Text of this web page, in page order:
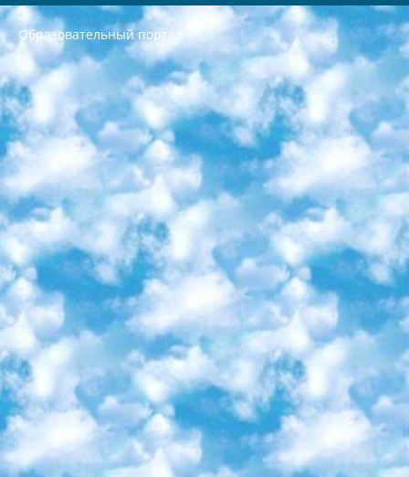
Образовательный портал
РЕСПУБЛИКА УЗБЕКИСТАН МИНИСТРЕРСТВО ДОШКОЛЬНОГО И ШКОЛЬНОГО ОБРАЗОВАНИЯ КОМАНДА в общеобразовательных учреждениях в 2023-2024 учебном году организация и проведение итоговой государственной аттестации обучающихся о Министра дошкольного и школьного образования Республики Узбекистан от 4 марта 2008 года (постановлением Минюста от 20 марта 2008 года № 1778 государственной регистрации) «Итоговое состояние учащихся общего среднего образования на основании положения об утверждении положения об аттестации общего среднего образования выпускной экзамен студентов в образовательных учреждениях в 2023-2024 учебном году В целях организации и прохождения аттестации приказываю: 1. Следующее: перечень предметов, по которым будет проводиться итоговая государственная аттестация и экзамен формы перевода согласно приложению 1; сертификаты международного образца, оценивающие уровень владения иностранными языками перечень согласно приложению 2; 2. Педагогический при специализированных образовательных учреждениях. научно-практический центр квалификации и международной оценки (Д.Давидова) 2024 г. До 25 марта: задания по предметам, по которым будет проводиться итоговая аттестация разработка и утверждение технических условий; итоговая аттестация на основании разработанного предметного задания разработка вопросов по предметам (устно и письменно), экзамен передача; общеобразовательные средние школы и специальные учебные заведения учащиеся выпускных классов школ и интернатов в агентской системе подготовка базы данных экзаменационных материалов и критериев оценки; перевод базы экзаменационных материалов на все языки обучения подать в Республиканский образовательный центр для изготовления; варианты экзаменов на основе разработанных контрольных материалов пусть будут поставлены задачи формирования. 3. Республиканский образовательный центр (Ш.Худайкулов) до 5 апреля 2024 года. до: база данных предоставленных экзаменационных материалов на все языки обучения перевод и экспертиза; для слепых, слабовидящих, глухих, слабослышащих и умственно отсталых детей учащиеся выпускных классов специализированных школ и школ-интернатов база данных экзаменационных материалов на всех преподаваемых языках подготовка критериев оценки; специализированные школы для умственно отсталых детей и технологии для учащихся выпускных классов школ-интернатов разработка соответствующих рекомендаций и критериев проведения ЕГЭ по естествознанию давать задания. 4. Педагогический при специализированных образовательных учреждениях. Научно-практический центр навыков и международной оценки (Д.Давидова), Республика образовательный центр (Худайкулов Ш.) итоговый государственный аттестационный экзамен ориентирован на творческое и логическое мышление при подготовке базы материалов учитывать введение заданий. 5. Следует отметить, что: сертификат государственного образца о знании общеобразовательного предмета и как минимум национальный уровень B1 по предметам на иностранных языках, указанным в Приложении 2. или международно признанный сертификат эквивалентного уровня студенты, изучающие определенный предмет, освобождаются от экзамена; по соответствующим предметам запланирована итоговая государственная аттестация за день до дня, путем жеребьевки Рабочей группой (в письменной форме по предметам, проводимым в форме) из числа сформированных вариантов выбрано 2 варианта; 2 выбранных варианта экзамена анонсированы на официальном сайте министерства и все выпускники по всей стране на основе этих вариантов проводит итоговую государственную аттестацию. 6. Государственное образование учащихся средних общеобразовательных учреждений. знания в соответствии с квалификационными требованиями, которые необходимо приобрести на основании стандартов итоговый (выпускной) контроль для 9 и 11 классов в целях тестирования Экзамены (далее – экзамены) состоят из предметов, перечисленных в приложении 1. будет сделано. 7. Экзамены пройдут с 26 мая по 15 июня 2024 г. (кроме науки физического воспитания). 8. Физическая для учащихся 9 классов общесредних образовательных учреждений. Экзамены по предмету «Образование, квалификация медицина» 1-6 мая 2024 года. сотрудники перевести под присмотр (с отклонениями в физическом или умственном развитии) специализированная школа для детей, школы-интернаты и со сколиозом школы-интернаты санаторного типа для больных детей исключены). 9. Он был слепым, слабовидящим и имел нарушения опорно-двигательного аппарата. экзамены в специализированных школах и интернатах для детей должны проводиться исходя из требований, предъявляемых к общеобразовательным учреждениям (физкультура кроме науки). 10. Специализированная школа для глухих и слабослышащих детей. и экзамены в интернатах и быть реализован в виде письменного теста по математике. 11. Специальность для умственно отсталых детей. Для 9 класса Родной язык и литературное письмо Государственный язык (язык обучения – узбекский). для неклассов) написано Математическое письмо Письменная/устная история Узбекистана Физическое воспитание практично Итоговый контроль Для 11 класса Написание родного языка и литературы (эссе) Математическое письмо Узбекский язык (обучение на узбекском языке) не посещающее общее среднее образование для учреждений)/Образовательное учреждение выбор письменный и устный Иностранный язык письменный/устный Письменная/устная история Узбекистана *По выбору студента:  Химия  Физика  Основы государственного права  География 10 бесплатных образовательных ресурсов - Мы составили подборку онлайн-проектов с интерактивными упражнениями, видеолекциями и статьями. Они помогут вам обрести новые и освежить старые знания бесплатно. 1. «ИНТУИТ» Старейшая образовательная площадка Рунета. Здесь вы найдёте сотни текстовых и видеокурсов на десятки различных тем — от программирования до психологии. Многие курсы подготовлены российскими университетами и крупными международными компаниями вроде Intel и Microsoft. Самостоятельное обучение бесплатное, но желающие могут оплатить услуги персональных наставников. 2. «Смартия» знакомит с актуальными профессиями и подсказывает, как им обучаться. Выбрав заинтересовавшую вас специальность — SMM-специалист, фотограф, веб-дизайнер или другую, — увидите список необходимых для неё умений. Чтобы вы могли освоить их самостоятельно, для каждого умения площадка отображает подборку ссылок на учебные материалы. Хотя «Смартия» ориентируется на русскоязычную аудиторию, часть контента всё же доступна только на английском. 3. «Лекторий Физтеха» Проект Московского физико-технического института (Физтеха). С его помощью вы можете смотреть онлайн серии лекций, записанные на видео в этом вузе. В числе доступных предметов — физика, биология, химия, информационные технологии и другие. К некоторым лекциям администрация ресурса прилагает готовые конспекты, которые можно скачивать в PDF-формате. 4. ITMOcourses Онлайн-площадка Санкт-Петербургского национального исследовательского университета информационных технологий, механики и оптики (ИТМО). Ресурс предоставляет свободный доступ к курсам, разработанным в этом вузе. Каталог материалов разбит на четыре категории: «Оптические системы и технологии», «Приборостроение и робототехника», «Информационные технологии» и «Биотехнологии». Курсы состоят из видеолекций, интерактивных демонстраций и заданий. 5. «КиберЛенинка» Электронная научная библиотека открытого доступа. Каталог площадки регулярно обрастает текстами статей из различных научных изданий. Сгруппированные по журналам и рубрикам публикации можно читать онлайн или скачивать целиком в PDF-формате. Проект нацелен на популяризацию науки за счёт открытого доступа к качественной информации. 6. «ПостНаука» На этом ресурсе публикуют подборки видеолекций, составленные экспертами из разных отраслей и объединённые общими темами. Среди них, к примеру, есть серии «Биоинформатика и геномика», «Культура средневековой Скандинавии» и Cinema Studies о теории кино. Каждая подборка лекций — логически связанная история, рассказанная экспертом от первого лица. Кроме того, на сайте появляются научно-образовательные статьи и тесты на разные темы. 7. «Newочём» Команда проекта «Newочём» отбирает самые интересные тексты из англоязычных СМИ и переводит те из них, за которые голосуют участники сообщества «ВКонтакте». По большей части это научно-популярные статьи. Редакторы придумывают лишь заголовки, в остальном содержание переводов соответствует оригиналам. Полные тексты можно читать прямо в социальной сети. 8. InternetUrok Онлайн-база материалов по основным дисциплинам школьной программы. Информация на сайте структурирована по классам, предметам и темам (урокам). Каждый урок состоит из видеолекций и конспектов. Есть также интерактивные тренажёры и тесты для закрепления пройденного материала. Даже если вы давно окончили школу, возможность повторить программу старших классов всегда может пригодиться. 9. Edutainme Ещё один ресурс об образовании. В отличие от Newtonew, как мне кажется, Edutainme больше ориентируется на представителей индустрии: педагогов, предпринимателей, разработчиков образовательных проектов. Но и любой, кто просто стремится к саморазвитию, найдёт на сайте много полезного и интересного для себя. Например, информацию о новых курсах и образовательных сервисах. 10. Newtonew Онлайн-медиа об образовании и обучении в широком смысле. Авторы Newtonew пишут об инструментах, заведениях, тактиках и стратегиях, которые помогают учить других и получать новые знания самостоятельно. На этой площадке вы найдёте новости, обзоры, аналитические мат